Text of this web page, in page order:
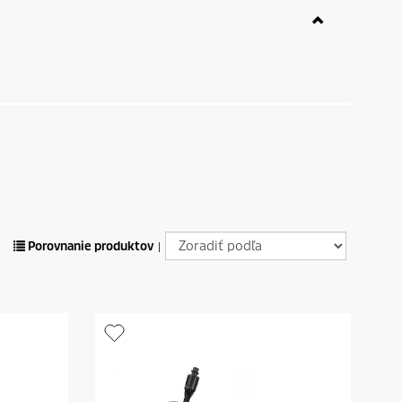
Porovnanie produktov |